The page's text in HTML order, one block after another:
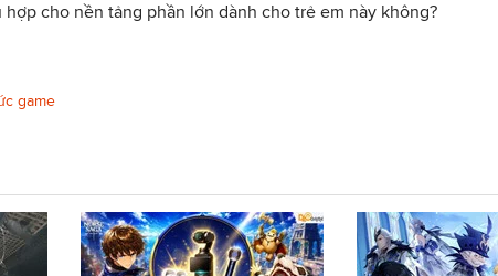
hợp cho nền tảng phần lớn dành cho trẻ em này không?
game